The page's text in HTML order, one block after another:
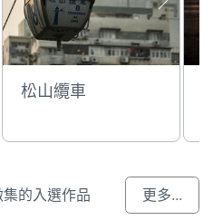
松山纜車
的入選作品 更多...